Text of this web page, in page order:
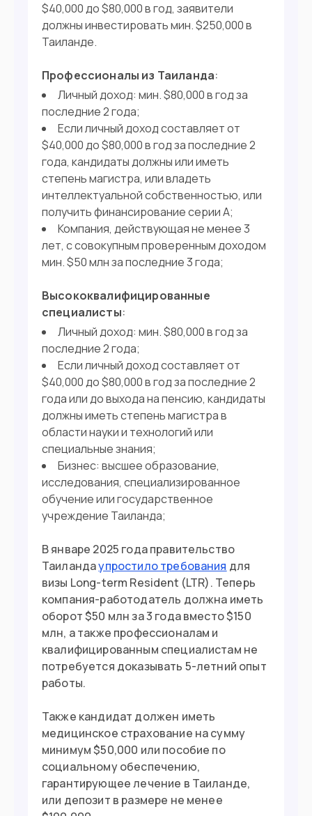
$40,000 до $80,000 в год, заявители
должны инвестировать мин. $250,000 в
Таиланде.
Профессионалы из Таиланда:
Личный доход: мин. $80,000 в год за
последние 2 года;
Если личный доход составляет от
$40,000 до $80,000 в год за последние 2
года, кандидаты должны или иметь
степень магистра, или владеть
интеллектуальной собственностью, или
получить финансирование серии А;
Компания, действующая не менее 3
лет, с совокупным проверенным доходом
мин. $50 млн за последние 3 года;
Высококвалифицированные
специалисты:
Личный доход: мин. $80,000 в год за
последние 2 года;
Если личный доход составляет от
$40,000 до $80,000 в год за последние 2
года или до выхода на пенсию, кандидаты
должны иметь степень магистра в
области науки и технологий или
специальные знания;
Бизнес: высшее образование,
исследования, специализированное
обучение или государственное
учреждение Таиланда;
В январе 2025 года правительство
Таиландаупростило требования для
визы Long-term Resident (LTR). Теперь
компания-работодатель должна иметь
оборот $50 млн за 3 года вместо $150
млн, а также профессионалам и
квалифицированным специалистам не
потребуется доказывать 5-летний опыт
работы.
Также кандидат должен иметь
медицинское страхование на сумму
минимум $50,000 или пособие по
социальному обеспечению,
гарантирующее лечение в Таиланде,
или депозит в размере не менее